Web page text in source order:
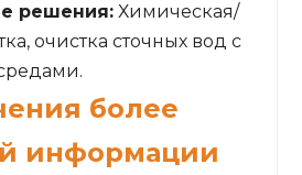
решения: Химическая/
очистка сточных вод с
более
информации